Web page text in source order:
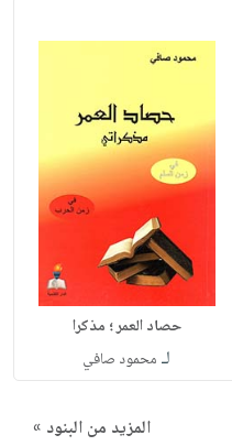
حصاد العمر ؛ مذكرا
لـ محمود صافي
المزيد من البنود »